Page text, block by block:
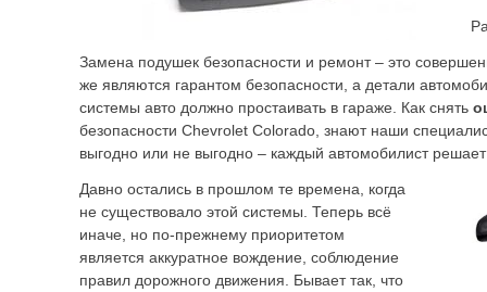
Замена подушек безопасности и ремонт – это
же являются гарантом безопасности, а детали
системы авто должно простаивать в гараже. Как снять
безопасности Chevrolet Colorado, знают наши
выгодно или не выгодно – каждый автомобилист
Давно остались в прошлом те времена, когда
не существовало этой системы. Теперь всё
иначе, но по-прежнему приоритетом
является аккуратное вождение, соблюдение
правил дорожного движения. Бывает так, что